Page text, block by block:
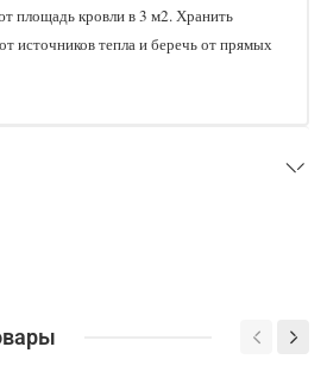
площадь кровли в 3 м2. Хранить
источников тепла и беречь от прямых